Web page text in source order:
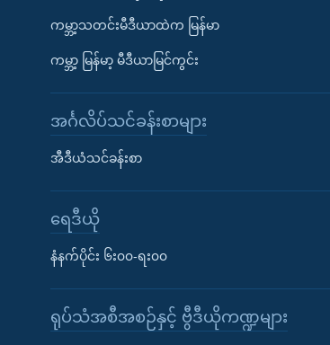
ကမ္ဘာ့သတင်းမီဒီယာထဲက မြန်မာ
ကမ္ဘာ့ မြန်မာ့ မီဒီယာမြင်ကွင်း
အင်္ဂလိပ်သင်ခန်းစာများ
အီဒီယံသင်ခန်းစာ
ရေဒီယို
နံနက်ပိုင်း ၆း၀၀-ရး၀၀
ရုပ်သံအစီအစဉ်နှင့် ဗွီဒီယိုကဏ္ဍများ